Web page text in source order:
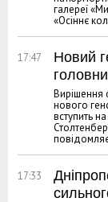
галереї
«Осіннє
17:47
Новий
Вирішення
нового
вступить
17:33